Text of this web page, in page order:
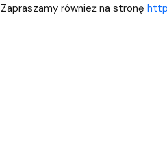
Zapraszamy również na stronę